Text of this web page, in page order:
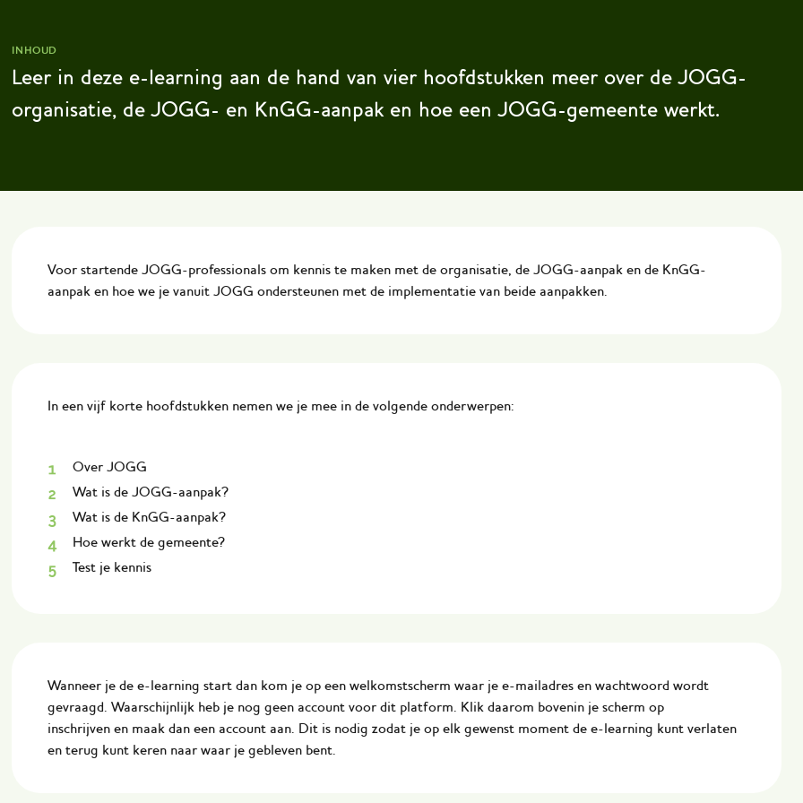
INHOUD
Leer in deze e-learning aan de hand van vier hoofdstukken meer over de JOGG-
organisatie, de JOGG- en KnGG-aanpak en hoe een JOGG-gemeente werkt.
Voor startende JOGG-professionals om kennis te maken met de organisatie, de JOGG-aanpak en de KnGG-
aanpak en hoe we je vanuit JOGG ondersteunen met de implementatie van beide aanpakken.
In een vijf korte hoofdstukken nemen we je mee in de volgende onderwerpen:
Over JOGG
Wat is de JOGG-aanpak?
Wat is de KnGG-aanpak?
Hoe werkt de gemeente?
Test je kennis
Wanneer je de e-learning start dan kom je op een welkomstscherm waar je e-mailadres en wachtwoord wordt
gevraagd. Waarschijnlijk heb je nog geen account voor dit platform. Klik daarom bovenin je scherm op
inschrijven en maak dan een account aan. Dit is nodig zodat je op elk gewenst moment de e-learning kunt verlaten
en terug kunt keren naar waar je gebleven bent.